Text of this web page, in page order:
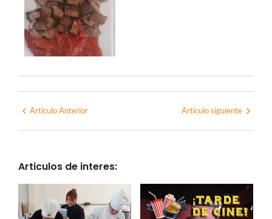
Articulo Anterior Articulo siguiente
Articulos de interes: